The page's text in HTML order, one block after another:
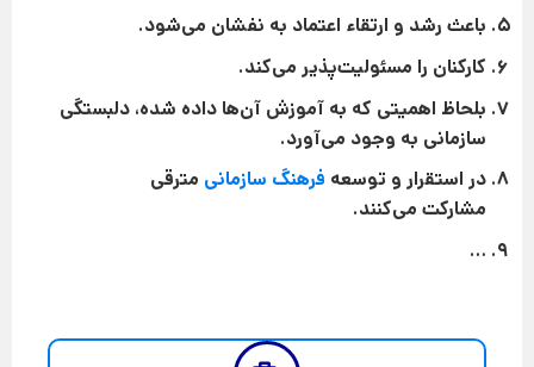
باعث رشد و ارتقاء اعتماد به نفشان می‌شود.
کارکنان را مسئولیت‌پذیر می‌کند.
بلحاظ اهمیتی که به آموزش آن‌ها داده شده، دلبستگی
سازمانی به وجود می‌آورد.
در استقرار و توسعه فرهنگ سازمانی مترقی
مشارکت می‌کنند.
…